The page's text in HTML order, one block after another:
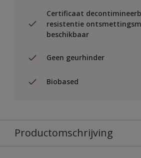
Certificaat
resistentie
beschikbaar
Geen geurhinder
Biobased
Productomschrijving